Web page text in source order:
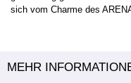
sich vom Charme des
MEHR